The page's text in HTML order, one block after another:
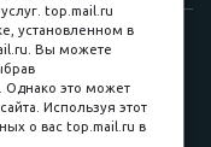
куб».
Россия, г. Томск, пл.
этаж
top.mail.ru
установленном в
Вы можете
Однако это может
Используя этот
о вас top.mail.ru в